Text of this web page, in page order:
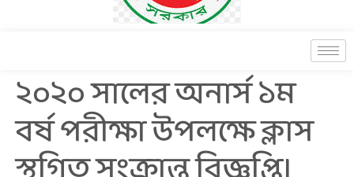
২০২০ সালের অনার্স ১ম
বর্ষ পরীক্ষা উপলক্ষে ক্লাস